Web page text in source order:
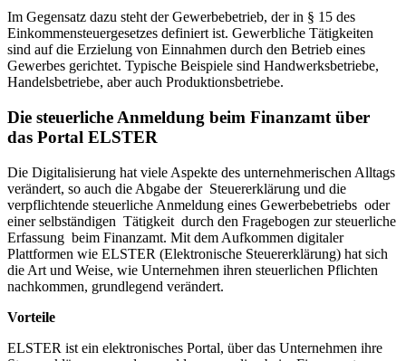
Im Gegensatz dazu steht der Gewerbebetrieb, der in § 15 des
Einkommensteuergesetzes definiert ist. Gewerbliche Tätigkeiten
sind auf die Erzielung von Einnahmen durch den Betrieb eines
Gewerbes gerichtet. Typische Beispiele sind Handwerksbetriebe,
Handelsbetriebe, aber auch Produktionsbetriebe.
Die steuerliche Anmeldung beim Finanzamt über
das Portal ELSTER
Die Digitalisierung hat viele Aspekte des unternehmerischen Alltags
verändert, so auch die Abgabe der Steuererklärung und die
verpflichtende steuerliche Anmeldung eines Gewerbebetriebs oder
einer selbständigen Tätigkeit durch den Fragebogen zur steuerliche
Erfassung beim Finanzamt. Mit dem Aufkommen digitaler
Plattformen wie ELSTER (Elektronische Steuererklärung) hat sich
die Art und Weise, wie Unternehmen ihren steuerlichen Pflichten
nachkommen, grundlegend verändert.
Vorteile
ELSTER ist ein elektronisches Portal, über das Unternehmen ihre